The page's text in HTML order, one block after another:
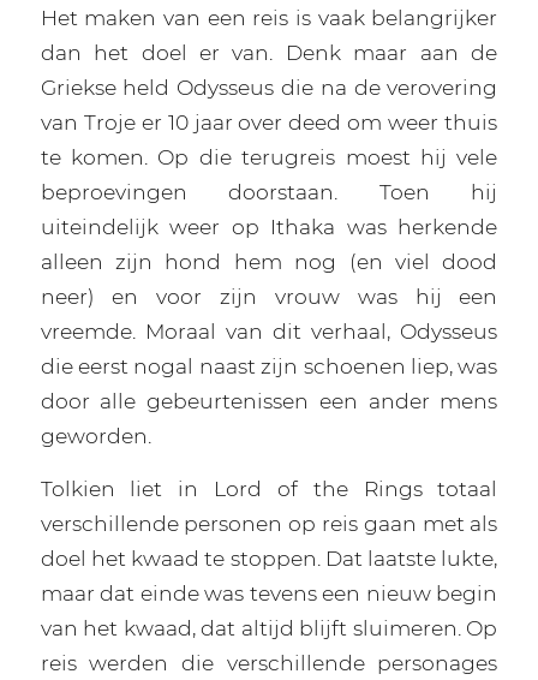
Het maken van een reis is vaak belangrijker
dan het doel er van. Denk maar aan de
Griekse held Odysseus die na de verovering
van Troje er 10 jaar over deed om weer thuis
te komen. Op die terugreis moest hij vele
beproevingen doorstaan. Toen hij
uiteindelijk weer op Ithaka was herkende
alleen zijn hond hem nog (en viel dood
neer) en voor zijn vrouw was hij een
vreemde. Moraal van dit verhaal, Odysseus
die eerst nogal naast zijn schoenen liep, was
door alle gebeurtenissen een ander mens
geworden.
Tolkien liet in Lord of the Rings totaal
verschillende personen op reis gaan met als
doel het kwaad te stoppen. Dat laatste lukte,
maar dat einde was tevens een nieuw begin
van het kwaad, dat altijd blijft sluimeren. Op
reis werden die verschillende personages